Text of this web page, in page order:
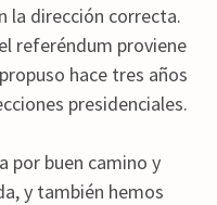
la dirección correcta.
referéndum proviene
hace tres años
presidenciales.
por buen camino y
y también hemos